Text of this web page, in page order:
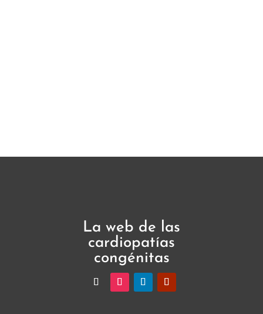
La web de las
cardiopatías
congénitas